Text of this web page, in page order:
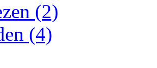
(2)
(4)